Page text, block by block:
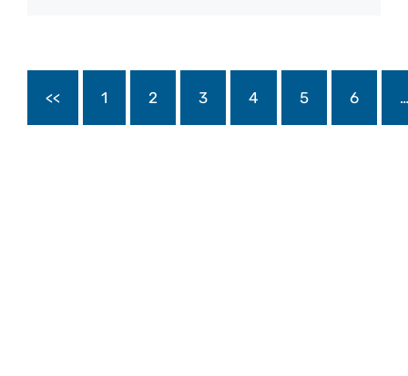
<< 1 2 3 4 5 6 …